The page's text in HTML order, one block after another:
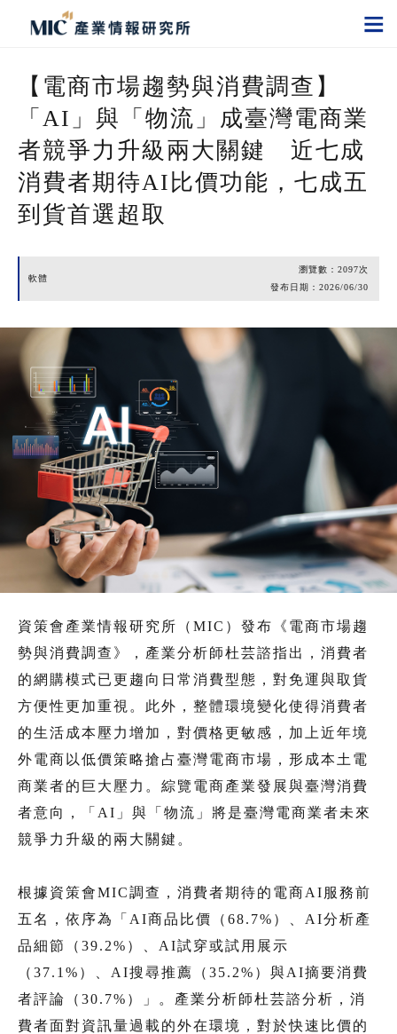
【電商市場趨勢與消費調查】
「AI」與「物流」成臺灣電商業
者競爭力升級兩大關鍵 近七成
消費者期待AI比價功能，七成五
到貨首選超取
軟體
瀏覽數： 2097次
發布日期： 2026/06/30
資策會產業情報研究所（MIC）發布《電商市場趨
勢與消費調查》，產業分析師杜芸諮指出，消費者
的網購模式已更趨向日常消費型態，對免運與取貨
方便性更加重視。此外，整體環境變化使得消費者
的生活成本壓力增加，對價格更敏感，加上近年境
外電商以低價策略搶占臺灣電商市場，形成本土電
商業者的巨大壓力。綜覽電商產業發展與臺灣消費
者意向，「AI」與「物流」將是臺灣電商業者未來
競爭力升級的兩大關鍵。
根據資策會MIC調查，消費者期待的電商AI服務前
五名，依序為「AI商品比價（68.7%）、AI分析產
品細節（39.2%）、AI試穿或試用展示
（37.1%）、AI搜尋推薦（35.2%）與AI摘要消費
者評論（30.7%）」。產業分析師杜芸諮分析，消
費者面對資訊量過載的外在環境，對於快速比價的